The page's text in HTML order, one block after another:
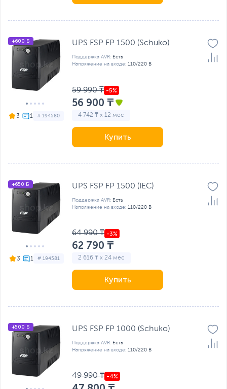
3 # 194580
+600 Б UPS FSP FP 1500 (Schuko)
Поддержка AVR: Есть
Напряжение на входе: 110/220 В
59 990 ₸
56 900 ₸
4 742 ₸ x 12 мес
Купить
3 # 194581
+650 Б UPS FSP FP 1500 (IEC)
Поддержка AVR: Есть
Напряжение на входе: 110/220 В
64 990 ₸
62 790 ₸
2 616 ₸ x 24 мес
Купить
+500 Б UPS FSP FP 1000 (Schuko)
Поддержка AVR: Есть
Напряжение на входе: 110/220 В
49 990 ₸